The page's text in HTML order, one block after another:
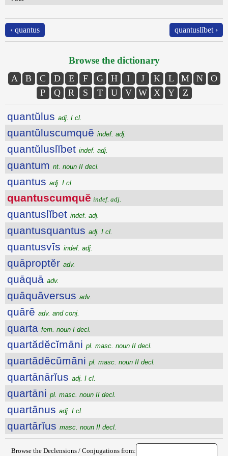
‹ quantus quantuslĭbet ›
Browse the dictionary
A B C D E F G H I J K L M N
O
P
Q R S T U V W X Y Z
quantŭlus adj. I cl.
quantŭluscumquĕ indef. adj.
quantŭluslĭbet indef. adj.
quantum nt. noun II decl.
quantus adj. I cl.
quantuscumquĕ indef. adj.
quantuslĭbet indef. adj.
quantusquantus adj. I cl.
quantusvīs indef. adj.
quāproptĕr adv.
quāquā adv.
quāquāversus adv.
quārē adv. and conj.
quarta fem. noun I decl.
quartădĕcĭmāni pl. masc. noun II decl.
quartădĕcŭmāni pl. masc. noun II decl.
quartānārĭus adj. I cl.
quartāni pl. masc. noun II decl.
quartānus adj. I cl.
quartārĭus masc. noun II decl.
Browse the Declensions / Conjugations from: